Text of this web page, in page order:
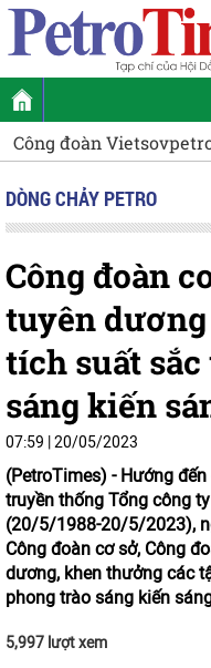
diện cho người lao
DÒNG CHẢY PETRO
Công đoàn
tuyên
tích suất
sáng kiến
07:59 | 20/05/2023
(PetroTimes) - Hướng
truyền thống Tổng công
(20/5/1988-20/5/2023),
Công đoàn cơ sở, Công
dương, khen thưởng các
phong trào sáng kiến
5,997 lượt xem